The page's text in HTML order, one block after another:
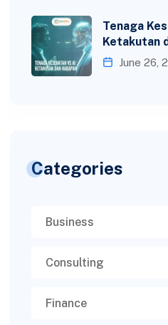
Tenaga
Ketakutan
June 26,
Categories
Business
Consulting
Finance